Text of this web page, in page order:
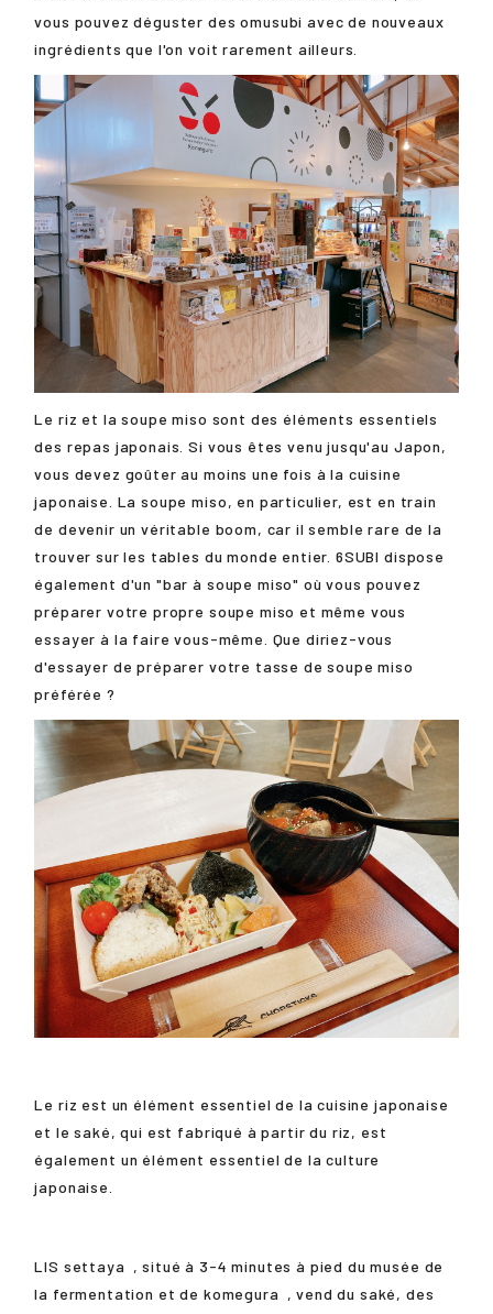
vous pouvez déguster des omusubi avec de nouveaux
ingrédients que l'on voit rarement ailleurs.
Le riz et la soupe miso sont des éléments essentiels
des repas japonais. Si vous êtes venu jusqu'au Japon,
vous devez goûter au moins une fois à la cuisine
japonaise. La soupe miso, en particulier, est en train
de devenir un véritable boom, car il semble rare de la
trouver sur les tables du monde entier. 6SUBI dispose
également d'un "bar à soupe miso" où vous pouvez
préparer votre propre soupe miso et même vous
essayer à la faire vous-même. Que diriez-vous
d'essayer de préparer votre tasse de soupe miso
préférée ?
Le riz est un élément essentiel de la cuisine japonaise
et le saké, qui est fabriqué à partir du riz, est
également un élément essentiel de la culture
japonaise.
LIS settaya , situé à 3-4 minutes à pied du musée de
la fermentation et de komegura , vend du saké, des